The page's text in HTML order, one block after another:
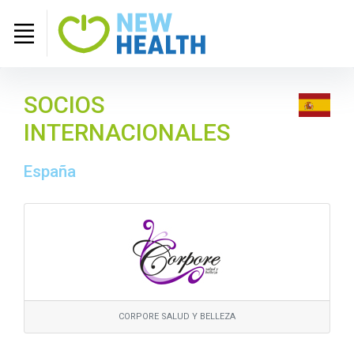
SOCIOS
INTERNACIONALES
España
CORPORE SALUD Y BELLEZA